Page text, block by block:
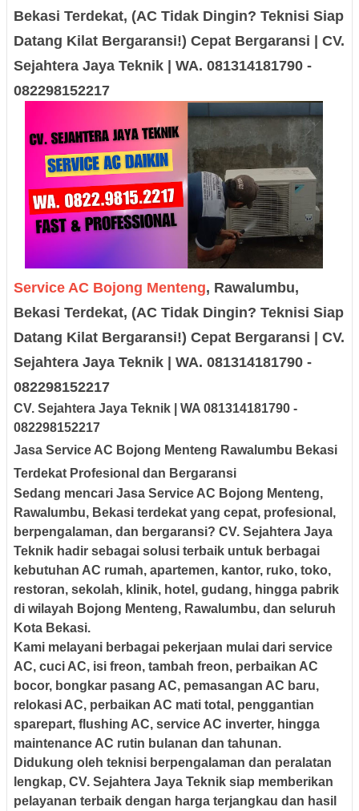
Bekasi Terdekat, (AC Tidak Dingin? Teknisi Siap
Datang Kilat Bergaransi!) Cepat Bergaransi | CV.
Sejahtera Jaya Teknik | WA. 081314181790 -
082298152217
Service AC Bojong Menteng, Rawalumbu,
Bekasi Terdekat, (AC Tidak Dingin? Teknisi Siap
Datang Kilat Bergaransi!) Cepat Bergaransi | CV.
Sejahtera Jaya Teknik | WA. 081314181790 -
082298152217
CV. Sejahtera Jaya Teknik | WA 081314181790 -
082298152217
Jasa Service AC Bojong Menteng Rawalumbu Bekasi
Terdekat Profesional dan Bergaransi
Sedang mencari Jasa Service AC Bojong Menteng,
Rawalumbu, Bekasi terdekat yang cepat, profesional,
berpengalaman, dan bergaransi? CV. Sejahtera Jaya
Teknik hadir sebagai solusi terbaik untuk berbagai
kebutuhan AC rumah, apartemen, kantor, ruko, toko,
restoran, sekolah, klinik, hotel, gudang, hingga pabrik
di wilayah Bojong Menteng, Rawalumbu, dan seluruh
Kota Bekasi.
Kami melayani berbagai pekerjaan mulai dari service
AC, cuci AC, isi freon, tambah freon, perbaikan AC
bocor, bongkar pasang AC, pemasangan AC baru,
relokasi AC, perbaikan AC mati total, penggantian
sparepart, flushing AC, service AC inverter, hingga
maintenance AC rutin bulanan dan tahunan.
Didukung oleh teknisi berpengalaman dan peralatan
lengkap, CV. Sejahtera Jaya Teknik siap memberikan
pelayanan terbaik dengan harga terjangkau dan hasil